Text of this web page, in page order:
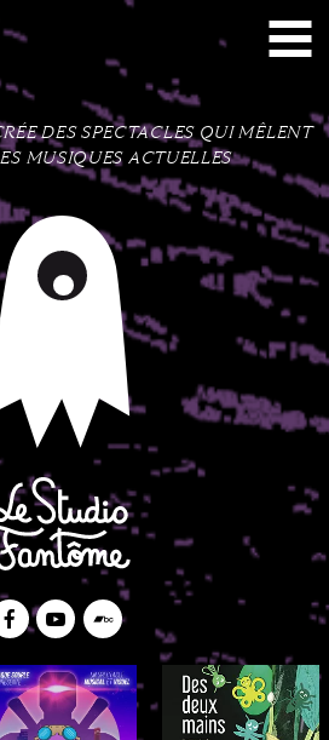
site
DES SPECTACLES QUI MÊLENT
MUSIQUES ACTUELLES
Le Studio Fantôme Collectif
Bandcamp